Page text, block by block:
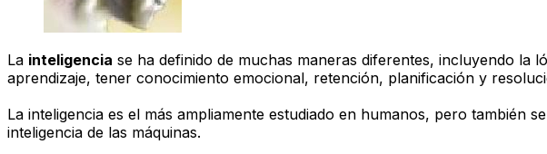
La inteligencia se ha definido de muchas maneras diferentes, incluyendo la
aprendizaje, tener conocimiento emocional, retención, planificación y
La inteligencia es el más ampliamente estudiado en humanos, pero también
inteligencia de las máquinas.